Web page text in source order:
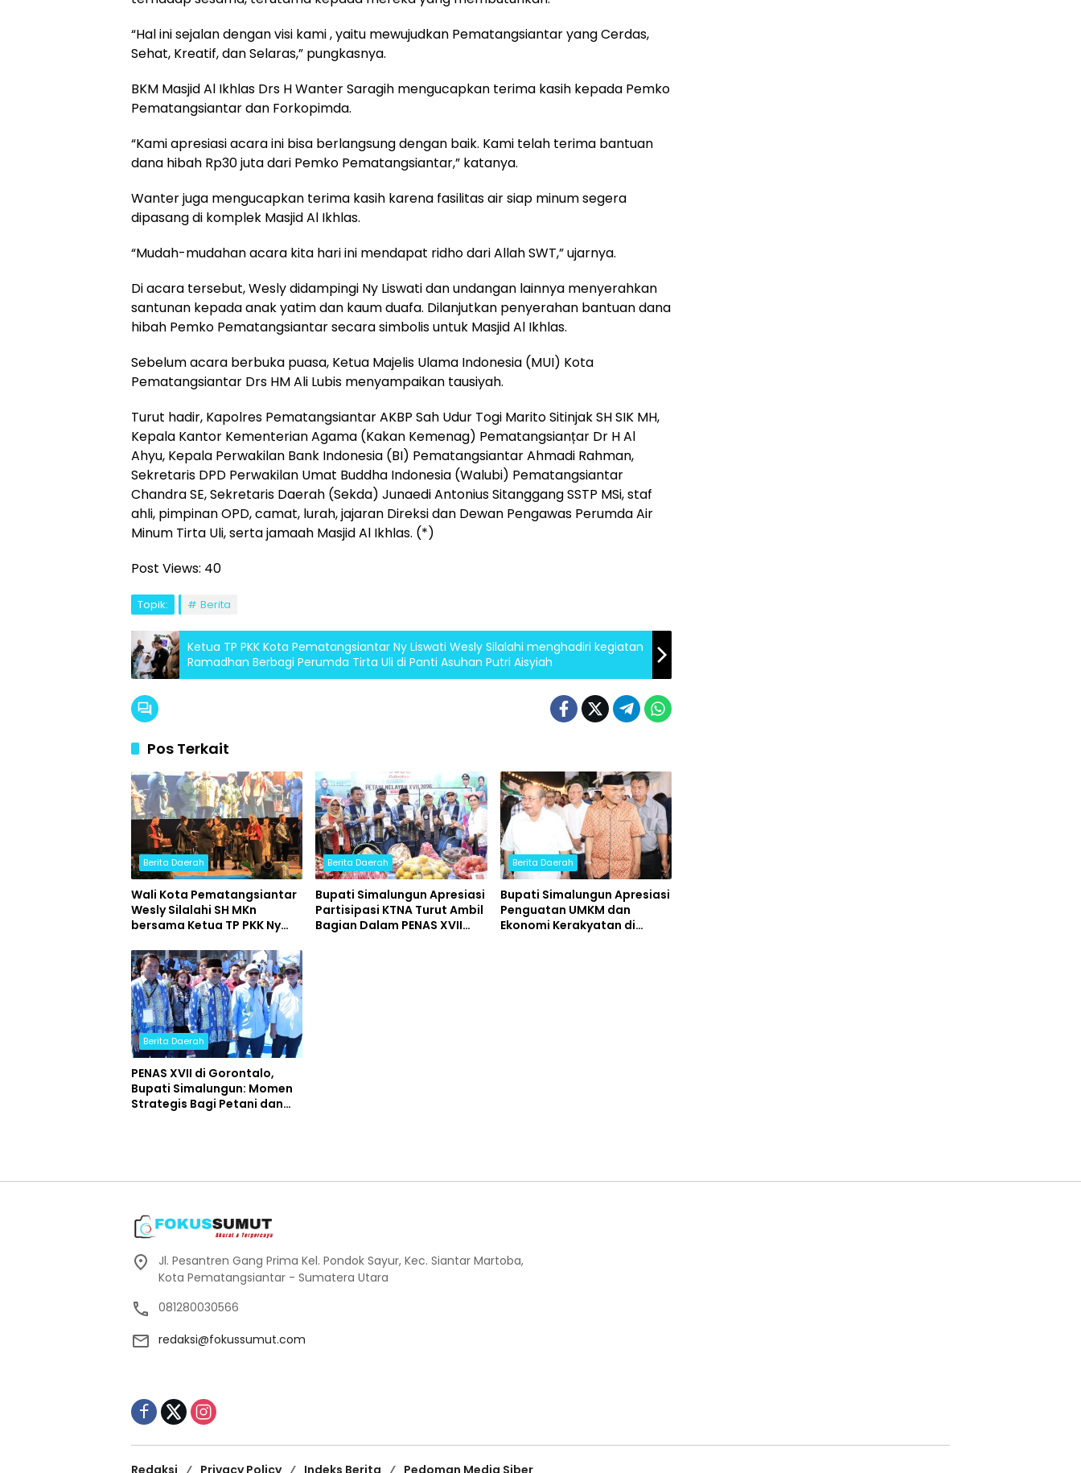
“Hal ini sejalan dengan visi kami , yaitu mewujudkan Pematangsiantar yang Cerdas,
Sehat, Kreatif, dan Selaras,” pungkasnya.
BKM Masjid Al Ikhlas Drs H Wanter Saragih mengucapkan terima kasih kepada Pemko
Pematangsiantar dan Forkopimda.
“Kami apresiasi acara ini bisa berlangsung dengan baik. Kami telah terima bantuan
dana hibah Rp30 juta dari Pemko Pematangsiantar,” katanya.
Wanter juga mengucapkan terima kasih karena fasilitas air siap minum segera
dipasang di komplek Masjid Al Ikhlas.
“Mudah-mudahan acara kita hari ini mendapat ridho dari Allah SWT,” ujarnya.
Di acara tersebut, Wesly didampingi Ny Liswati dan undangan lainnya menyerahkan
santunan kepada anak yatim dan kaum duafa. Dilanjutkan penyerahan bantuan dana
hibah Pemko Pematangsiantar secara simbolis untuk Masjid Al Ikhlas.
Sebelum acara berbuka puasa, Ketua Majelis Ulama Indonesia (MUI) Kota
Pematangsiantar Drs HM Ali Lubis menyampaikan tausiyah.
Turut hadir, Kapolres Pematangsiantar AKBP Sah Udur Togi Marito Sitinjak SH SIK MH,
Kepala Kantor Kementerian Agama (Kakan Kemenag) Pematangsianțar Dr H Al
Ahyu, Kepala Perwakilan Bank Indonesia (BI) Pematangsiantar Ahmadi Rahman,
Sekretaris DPD Perwakilan Umat Buddha Indonesia (Walubi) Pematangsiantar
Chandra SE, Sekretaris Daerah (Sekda) Junaedi Antonius Sitanggang SSTP MSi, staf
ahli, pimpinan OPD, camat, lurah, jajaran Direksi dan Dewan Pengawas Perumda Air
Minum Tirta Uli, serta jamaah Masjid Al Ikhlas. (*)
Post Views: 40
Topik: Berita
Ketua TP PKK Kota Pematangsiantar Ny Liswati Wesly Silalahi menghadiri kegiatan
Ramadhan Berbagi Perumda Tirta Uli di Panti Asuhan Putri Aisyiah
Pos Terkait
Berita Daerah
Wali Kota Pematangsiantar
Wesly Silalahi SH MKn
bersama Ketua TP PKK Ny
menghadiri Konser Bertabur
Bintang
Berita Daerah
Bupati Simalungun Apresiasi
Partisipasi KTNA Turut Ambil
Bagian Dalam PENAS XVII
Berita Daerah
Bupati Simalungun Apresiasi
Penguatan UMKM dan
Ekonomi Kerakyatan di
Berita Daerah
PENAS XVII di Gorontalo,
Bupati Simalungun: Momen
Strategis Bagi Petani dan
Jl. Pesantren Gang Prima Kel. Pondok Sayur, Kec. Siantar Martoba,
Kota Pematangsiantar - Sumatera Utara
081280030566
redaksi@fokussumut.com